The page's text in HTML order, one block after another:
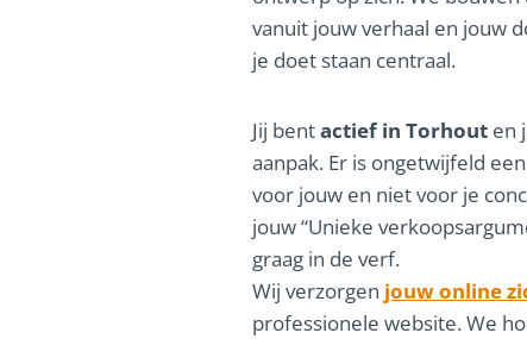
vanuit jouw verhaal en jouw
je doet staan centraal.
Jij bentactief in Torhout en
aanpak. Er is ongetwijfeld
voor jouw en niet voor je
jouw “Unieke
graag in de verf.
Wij verzorgen jouw online
professionele website. We